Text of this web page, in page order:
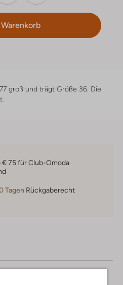
groß und trägt Größe 36. Die
€ 75 für Club-Omoda
Tagen Rückgaberecht